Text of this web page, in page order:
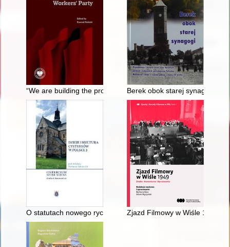
“We are building the prosperity of the nation under the
Berek obok starej synagogi :
O statutach nowego rycerstwa = On the statutes of the new
Zjazd Filmowy w Wiśle 1949 :